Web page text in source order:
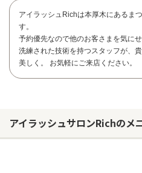
アイラッシュRichは本厚木にあるま
す。
予約優先なので他のお客さまを気に
洗練された技術を持つスタッフが、
美しく。 お気軽にご来店ください。
アイラッシュサロンRichのメ